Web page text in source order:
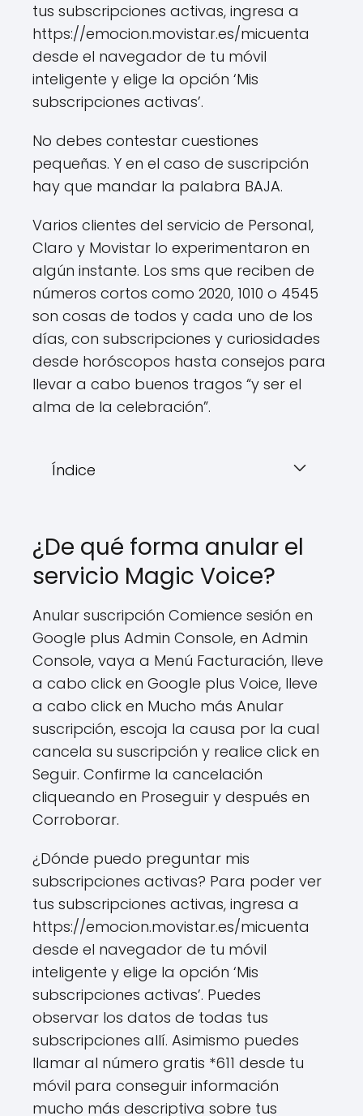
tus subscripciones activas, ingresa a
https://emocion.movistar.es/micuenta
desde el navegador de tu móvil
inteligente y elige la opción ‘Mis
subscripciones activas’.
No debes contestar cuestiones
pequeñas. Y en el caso de suscripción
hay que mandar la palabra BAJA.
Varios clientes del servicio de Personal,
Claro y Movistar lo experimentaron en
algún instante. Los sms que reciben de
números cortos como 2020, 1010 o 4545
son cosas de todos y cada uno de los
días, con subscripciones y curiosidades
desde horóscopos hasta consejos para
llevar a cabo buenos tragos “y ser el
alma de la celebración”.
Índice
¿De qué forma anular el
servicio Magic Voice?
Anular suscripción Comience sesión en
Google plus Admin Console, en Admin
Console, vaya a Menú Facturación, lleve
a cabo click en Google plus Voice, lleve
a cabo click en Mucho más Anular
suscripción, escoja la causa por la cual
cancela su suscripción y realice click en
Seguir. Confirme la cancelación
cliqueando en Proseguir y después en
Corroborar.
¿Dónde puedo preguntar mis
subscripciones activas? Para poder ver
tus subscripciones activas, ingresa a
https://emocion.movistar.es/micuenta
desde el navegador de tu móvil
inteligente y elige la opción ‘Mis
subscripciones activas’. Puedes
observar los datos de todas tus
subscripciones allí. Asimismo puedes
llamar al número gratis *611 desde tu
móvil para conseguir información
mucho más descriptiva sobre tus